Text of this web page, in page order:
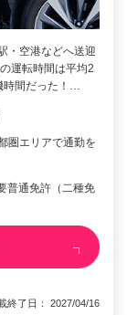
・空港などへ送迎
運転時間は平均2
時間だった！…
エリアで通勤を
普通免許（二種免
了日： 2027/04/16